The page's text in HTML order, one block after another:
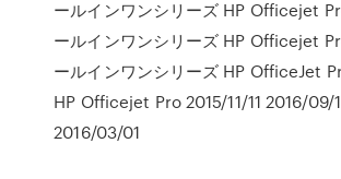
ールインワンシリーズ HP Officejet
ールインワンシリーズ HP Officejet
ールインワンシリーズ HP OfficeJet
HP Officejet Pro 2015/11/11 2016/09/
2016/03/01